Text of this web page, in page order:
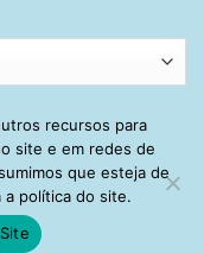
MasterCard
Cash
On
Delivery
ENTREGA
FAQ
recursos para
site e em redes de
que esteja de
a política do site.